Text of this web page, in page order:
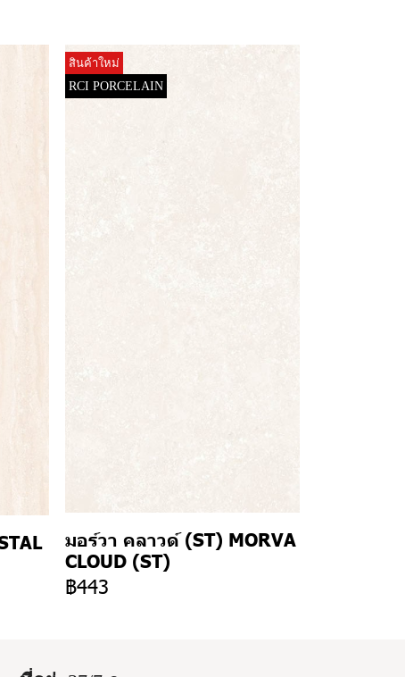
สินค้าใหม่
RCI PORCELAIN
มอร์วา คลาวด์ (ST) MORVA
CLOUD (ST)
฿443